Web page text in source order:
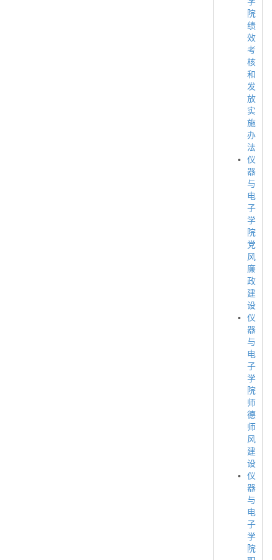
院
绩
效
考
核
和
发
放
实
施
办
法
仪
器
与
电
子
学
院
党
风
廉
政
建
设
仪
器
与
电
子
学
院
师
德
师
风
建
设
仪
器
与
电
子
学
院